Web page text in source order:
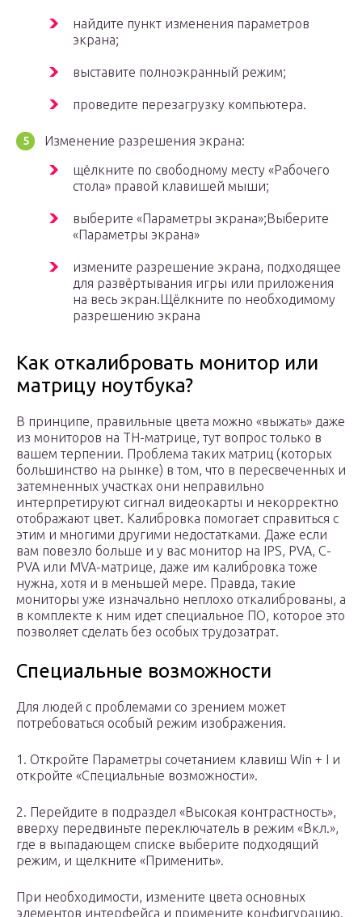
найдите пункт изменения параметров
экрана;
выставите полноэкранный режим;
проведите перезагрузку компьютера.
Изменение разрешения экрана:
щёлкните по свободному месту «Рабочего
стола» правой клавишей мыши;
выберите «Параметры экрана»;Выберите
«Параметры экрана»
измените разрешение экрана, подходящее
для развёртывания игры или приложения
на весь экран.Щёлкните по необходимому
разрешению экрана
Как откалибровать монитор или
матрицу ноутбука?
В принципе, правильные цвета можно «выжать» даже
из мониторов на ТН-матрице, тут вопрос только в
вашем терпении. Проблема таких матриц (которых
большинство на рынке) в том, что в пересвеченных и
затемненных участках они неправильно
интерпретируют сигнал видеокарты и некорректно
отображают цвет. Калибровка помогает справиться с
этим и многими другими недостатками. Даже если
вам повезло больше и у вас монитор на IPS, PVA, C-
PVA или MVA-матрице, даже им калибровка тоже
нужна, хотя и в меньшей мере. Правда, такие
мониторы уже изначально неплохо откалиброваны, а
в комплекте к ним идет специальное ПО, которое это
позволяет сделать без особых трудозатрат.
Специальные возможности
Для людей с проблемами со зрением может
потребоваться особый режим изображения.
1. Откройте Параметры сочетанием клавиш Win + I и
откройте «Специальные возможности».
2. Перейдите в подраздел «Высокая контрастность»,
вверху передвиньте переключатель в режим «Вкл.»,
где в выпадающем списке выберите подходящий
режим, и щелкните «Применить».
При необходимости, измените цвета основных
элементов интерфейса и примените конфигурацию.